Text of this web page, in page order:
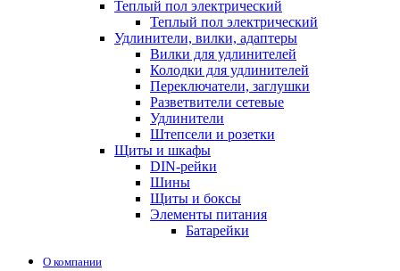
Теплый пол электрический
Теплый пол электрический
Удлинители, вилки, адаптеры
Вилки для удлинителей
Колодки для удлинителей
Переключатели, заглушки
Разветвители сетевые
Удлинители
Штепсели и розетки
Щиты и шкафы
DIN-рейки
Шины
Щиты и боксы
Элементы питания
Батарейки
О компании